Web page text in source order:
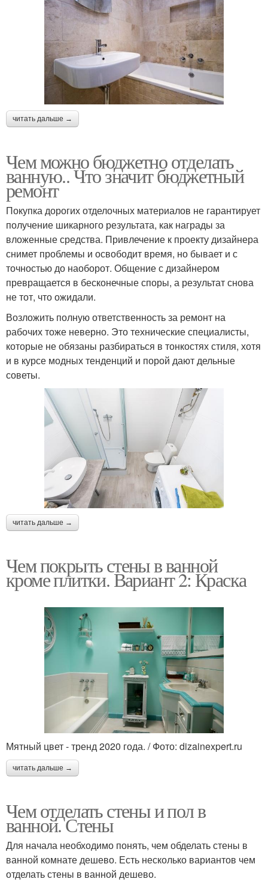
читать дальше →
Чем можно бюджетно отделать
ванную.. Что значит бюджетный
ремонт
Покупка дорогих отделочных материалов не гарантирует
получение шикарного результата, как награды за
вложенные средства. Привлечение к проекту дизайнера
снимет проблемы и освободит время, но бывает и с
точностью до наоборот. Общение с дизайнером
превращается в бесконечные споры, а результат снова
не тот, что ожидали.
Возложить полную ответственность за ремонт на
рабочих тоже неверно. Это технические специалисты,
которые не обязаны разбираться в тонкостях стиля, хотя
и в курсе модных тенденций и порой дают дельные
советы.
читать дальше →
Чем покрыть стены в ванной
кроме плитки. Вариант 2: Краска
Мятный цвет - тренд 2020 года. / Фото: dizainexpert.ru
читать дальше →
Чем отделать стены и пол в
ванной. Стены
Для начала необходимо понять, чем обделать стены в
ванной комнате дешево. Есть несколько вариантов чем
отделать стены в ванной дешево.